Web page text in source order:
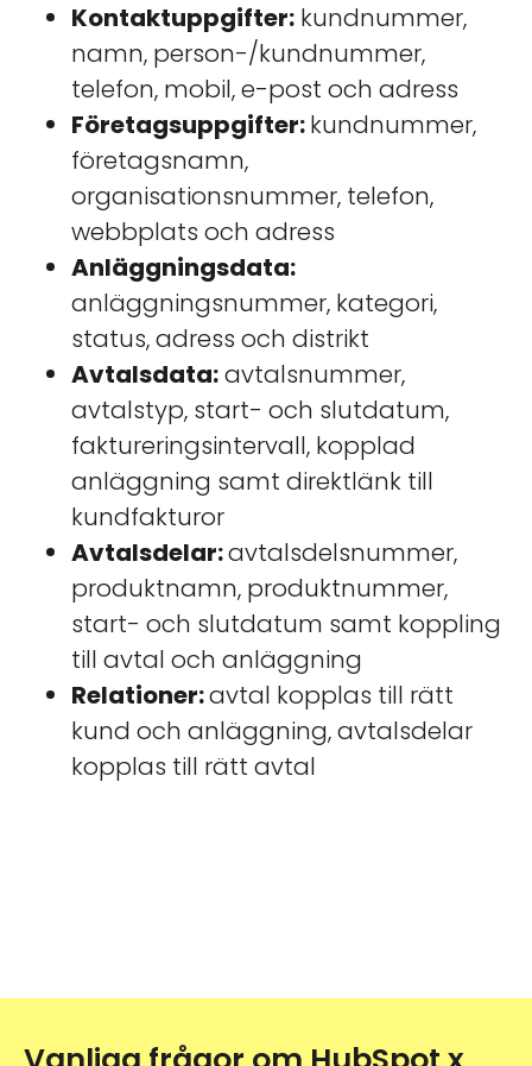
Kontaktuppgifter: kundnummer,
namn, person-/kundnummer,
telefon, mobil, e-post och adress
Företagsuppgifter:kundnummer,
företagsnamn,
organisationsnummer, telefon,
webbplats och adress
Anläggningsdata:
anläggningsnummer, kategori,
status, adress och distrikt
Avtalsdata:avtalsnummer,
avtalstyp, start- och slutdatum,
faktureringsintervall, kopplad
anläggning samt direktlänk till
kundfakturor
Avtalsdelar:avtalsdelsnummer,
produktnamn, produktnummer,
start- och slutdatum samt koppling
till avtal och anläggning
Relationer:avtal kopplas till rätt
kund och anläggning, avtalsdelar
kopplas till rätt avtal